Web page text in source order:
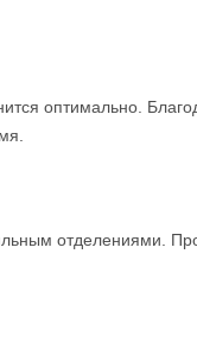
оптимально.
отделениями.